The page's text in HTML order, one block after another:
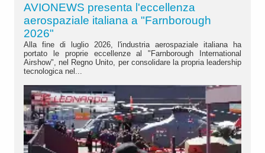
AVIONEWS presenta l'eccellenza
aerospaziale italiana a "Farnborough
2026"
Alla fine di luglio 2026, l'industria aerospaziale italiana ha
portato le proprie eccellenze al "Farnborough International
Airshow", nel Regno Unito, per consolidare la propria leadership
tecnologica nel...